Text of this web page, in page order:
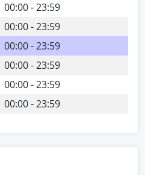
00:00 - 23:59
00:00 - 23:59
00:00 - 23:59
00:00 - 23:59
00:00 - 23:59
00:00 - 23:59